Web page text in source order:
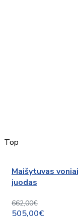
Top
Maišytuvas
juodas
662,00€
505,00€